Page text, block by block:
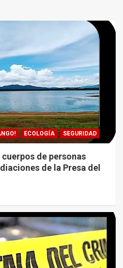
ECOLOGÍA SEGURIDAD
de personas
de la Presa del